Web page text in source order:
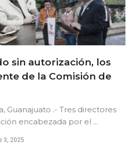
sin autorización, los
de la Comisión de
Guanajuato .- Tres directores
encabezada por el ...
3, 2025